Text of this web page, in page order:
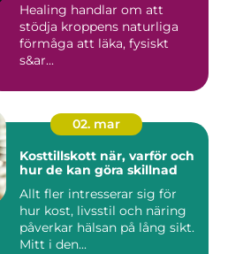
Healing handlar om att
stödja kroppens naturliga
förmåga att läka, fysiskt
s&ar...
02. mar
Kosttillskott när, varför och
hur de kan göra skillnad
Allt fler intresserar sig för
hur kost, livsstil och näring
påverkar hälsan på lång sikt.
Mitt i den...